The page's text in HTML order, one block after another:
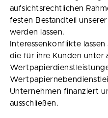
aufsichtsrechtlichen
festen Bestandteil
werden lassen.
Interessenkonflikte
die für ihre Kunden unter
Unternehmen finanziert
ausschließen.